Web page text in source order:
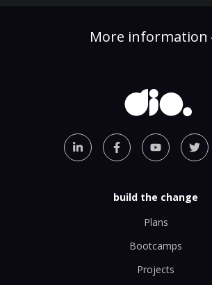
More information
build the change
Plans
Bootcamps
Projects